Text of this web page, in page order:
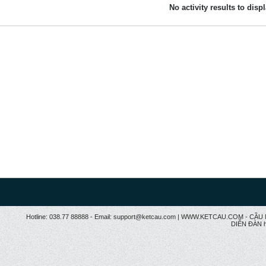
No activity results to
Hotline: 038.77 88888 - Email: support@ketcau.com | WWW.KETCAU.COM -
DIỄN ĐÀN